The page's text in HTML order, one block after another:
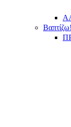
Βαπτίζω!